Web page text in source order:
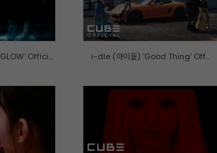
Offici... i-dle (아이들) 'Good Thing' Off...